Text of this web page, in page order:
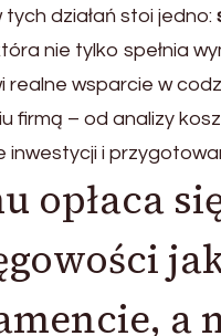
działań stoi jedno:
nie tylko spełnia
realne wsparcie w
firmą – od analizy
inwestycji i
opłaca
a